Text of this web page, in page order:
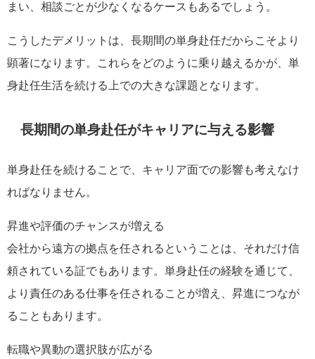
まい、相談ごとが少なくなるケースもあるでしょう。
こうしたデメリットは、長期間の単身赴任だからこそより
顕著になります。これらをどのように乗り越えるかが、単
身赴任生活を続ける上での大きな課題となります。
長期間の単身赴任がキャリアに与える影響
単身赴任を続けることで、キャリア面での影響も考えなけ
ればなりません。
昇進や評価のチャンスが増える
会社から遠方の拠点を任されるということは、それだけ信
頼されている証でもあります。単身赴任の経験を通じて、
より責任のある仕事を任されることが増え、昇進につなが
ることもあります。
転職や異動の選択肢が広がる